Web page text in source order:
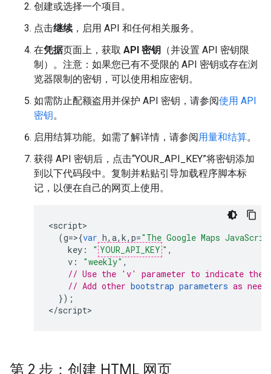
创建或选择一个项目。
点击继续，启用 API 和任何相关服务。
在凭据页面上，获取 API 密钥 （并设置 API 密钥限
制）。注意：如果您已有不受限的 API 密钥或存在浏
览器限制的密钥，可以使用相应密钥。
如需防止配额盗用并保护 API 密钥，请参阅使用 API
密钥。
启用结算功能。如需了解详情，请参阅用量和结算。
获得 API 密钥后，点击“YOUR_API_KEY”将密钥添加
到以下代码段中。复制并粘贴引导加载程序脚本标
记，以便在自己的网页上使用。
<script
(g=>{var h, a, k, p="The Google Maps
key : " YOUR_API_KEY " ,
v : "weekly" ,
// Use the 'v' parameter to indicate the
// Add other bootstrap parameters as
});
</script>
第 2 步：创建 HTML 网页